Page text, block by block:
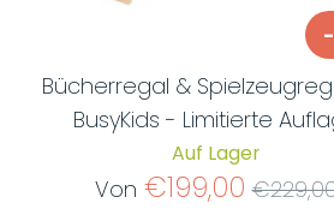
Bücherregal &
BusyKids - Limitierte
Auf Lager
Von €199,00